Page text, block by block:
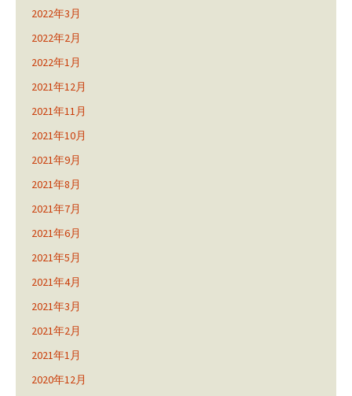
2022年3月
2022年2月
2022年1月
2021年12月
2021年11月
2021年10月
2021年9月
2021年8月
2021年7月
2021年6月
2021年5月
2021年4月
2021年3月
2021年2月
2021年1月
2020年12月